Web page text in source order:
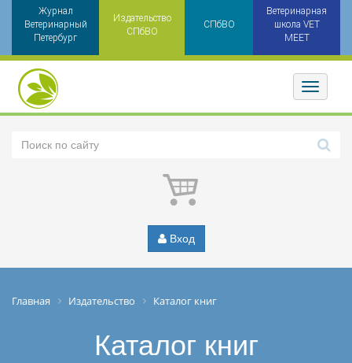
Журнал
Ветеринарный
Петербург
Издательство
СПбВО
СПбВО
Ветеринарная
школа VET
MEET
Toggler
Вход
Главная Издательство Каталог книг
Каталог книг